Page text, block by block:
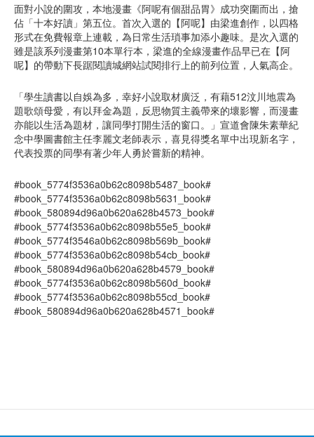
面對小說的圍攻，本地漫畫《阿呢有個甜品胃》成功突圍而出，搶
佔「十本好讀」第五位。首次入選的【阿呢】由梁進創作，以四格
形式在免費報章上連載，為日常生活瑣事加添小趣味。是次入選的
雖是該系列漫畫第10本單行本，梁進的全線漫畫作品早已在【阿
呢】的帶動下長踞閱讀城網站試閱排行上的前列位置，人氣高企。
「學生讀書以自娛為多，幸好小說取材廣泛，有藉512汶川地震為
題歌頌母愛，有以拜金為題，反思物質主義帶來的壞影響，而漫畫
亦能以生活為題材，讓同學打開生活的窗口。」宣道會陳朱素華紀
念中學圖書館主任李麗文老師表示，喜見得獎名單中出現新名字，
代表投票的同學有著少年人勇於嘗新的精神。
#book_5774f3536a0b62c8098b5487_book#
#book_5774f3536a0b62c8098b5631_book#
#book_580894d96a0b620a628b4573_book#
#book_5774f3536a0b62c8098b55e5_book#
#book_5774f3546a0b62c8098b569b_book#
#book_5774f3536a0b62c8098b54cb_book#
#book_580894d96a0b620a628b4579_book#
#book_5774f3536a0b62c8098b560d_book#
#book_5774f3536a0b62c8098b55cd_book#
#book_580894d96a0b620a628b4571_book#